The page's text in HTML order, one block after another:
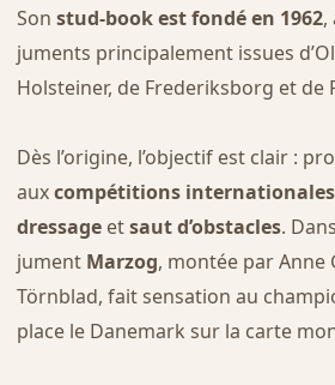
Son stud-book est fondé en 1962,
juments principalement issues
Holsteiner, de Frederiksborg et de
Dès l’origine, l’objectif est clair :
auxcompétitions internationales
dressageetsaut d’obstacles.
jument Marzog, montée par Anne
Törnblad, fait sensation au
place le Danemark sur la carte